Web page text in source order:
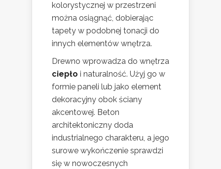
kolorystycznej w przestrzeni
można osiągnąć, dobierając
tapety w podobnej tonacji do
innych elementów wnętrza.
Drewno wprowadza do wnętrza
ciepło i naturalność. Użyj go w
formie paneli lub jako element
dekoracyjny obok ściany
akcentowej. Beton
architektoniczny doda
industrialnego charakteru, a jego
surowe wykończenie sprawdzi
się w nowoczesnych